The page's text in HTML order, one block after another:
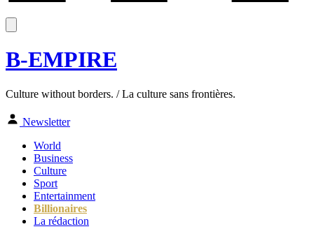
B-EMPIRE
Culture without borders. / La culture sans frontières.
Newsletter
World
Business
Culture
Sport
Entertainment
Billionaires
La rédaction